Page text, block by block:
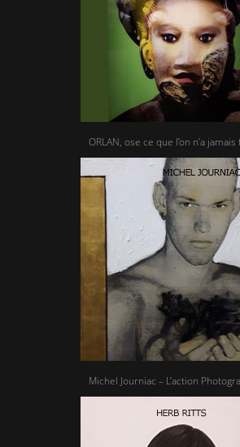
ORLAN, ose ce que l’on n’a jamais
Michel Journiac – L’action